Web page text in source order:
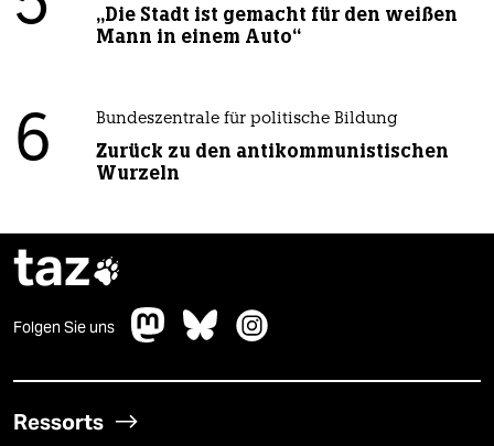
„Die Stadt ist gemacht für den weißen
Mann in einem Auto“
6 Bundeszentrale für politische Bildung
Zurück zu den antikommunistischen
Wurzeln
taz
Folgen Sie uns
Ressorts